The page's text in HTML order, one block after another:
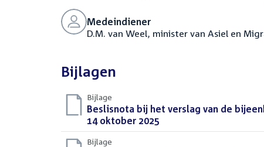
Medeindiener
D.M. van Weel, minister van Asiel en
Bijlagen
Bijlage
Download
bestand:
Beslisnota bij het verslag van de
14 oktober 2025
Bijlage